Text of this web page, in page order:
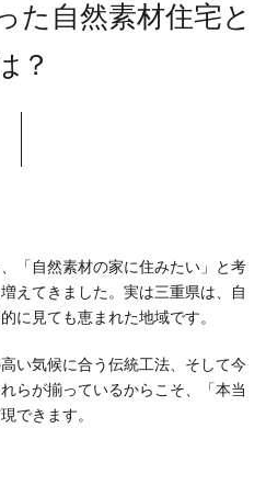
た自然素材住宅と
？
「自然素材の家に住みたい」と考
えてきました。実は三重県は、自
に見ても恵まれた地域です。
い気候に合う伝統工法、そして今
らが揃っているからこそ、「本当
できます。